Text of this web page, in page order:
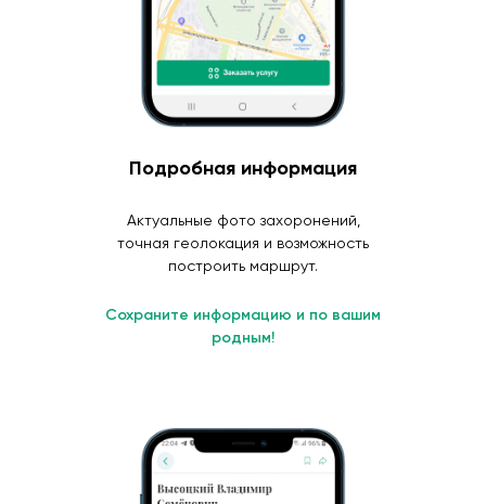
Подробная информация
Актуальные фото захоронений,
точная геолокация и возможность
построить маршрут.
Сохраните информацию и по вашим
родным!